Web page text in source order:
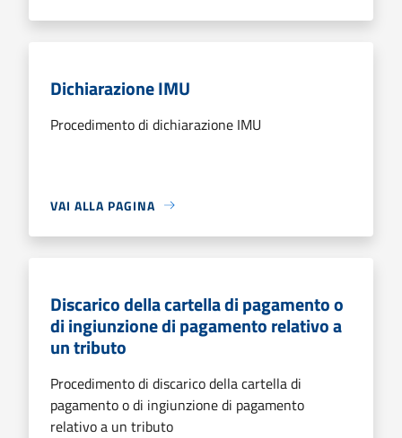
Dichiarazione IMU
Procedimento di dichiarazione IMU
VAI ALLA PAGINA
Discarico della cartella di pagamento o
di ingiunzione di pagamento relativo a
un tributo
Procedimento di discarico della cartella di
pagamento o di ingiunzione di pagamento
relativo a un tributo